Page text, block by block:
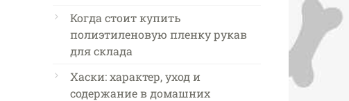
Когда стоит купить
полиэтиленовую пленку рукав
для склада
Хаски: характер, уход и
содержание в домашних